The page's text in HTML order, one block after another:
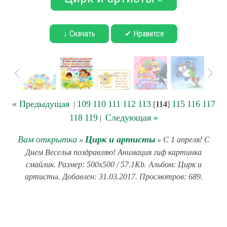
↓ Скачать ✔ Нравится
« Предыдущая| 109 110 111 112 113[114] 115 116 117
118 119| Следующая »
Вам открытка» Цирк и артисты» С 1 апреля! С
Днем Веселья поздравляю! Анимация гиф картинка
смайлик. Размер: 500x500 / 57.1Kb. Альбом: Цирк и
артисты. Добавлен: 31.03.2017. Просмотров: 689.